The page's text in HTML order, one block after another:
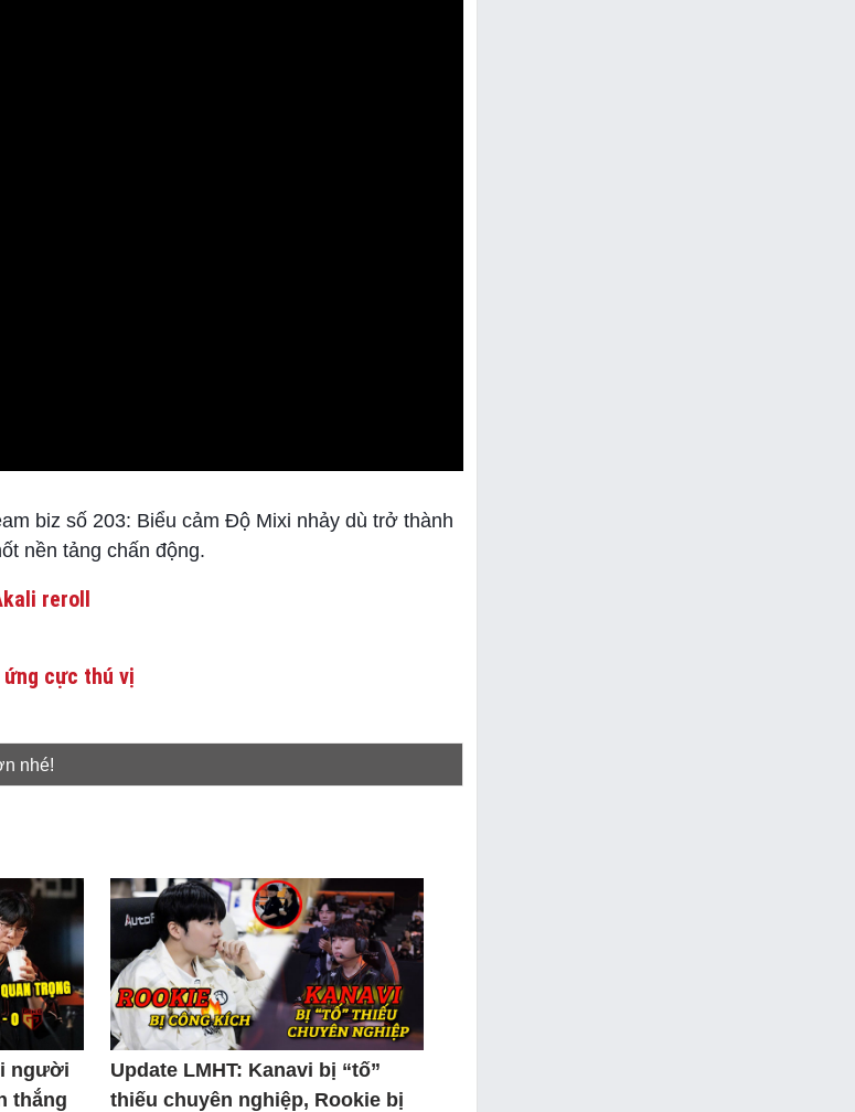
biz số 203: Biểu cảm Độ Mixi nhảy dù trở thành
nền tảng chấn động.
reroll
ứng cực thú vị
nhé!
người
thắng
Update LMHT: Kanavi bị “tố”
thiếu chuyên nghiệp, Rookie bị